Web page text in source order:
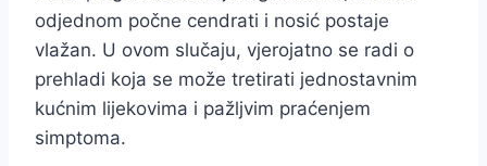
odjednom počne cendrati i nosić postaje
vlažan. U ovom slučaju, vjerojatno se radi o
prehladi koja se može tretirati jednostavnim
kućnim lijekovima i pažljvim praćenjem
simptoma.